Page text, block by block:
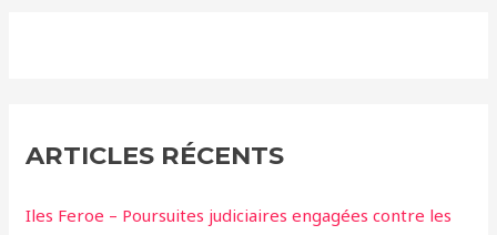
ARTICLES RÉCENTS
Iles Feroe – Poursuites judiciaires engagées contre les